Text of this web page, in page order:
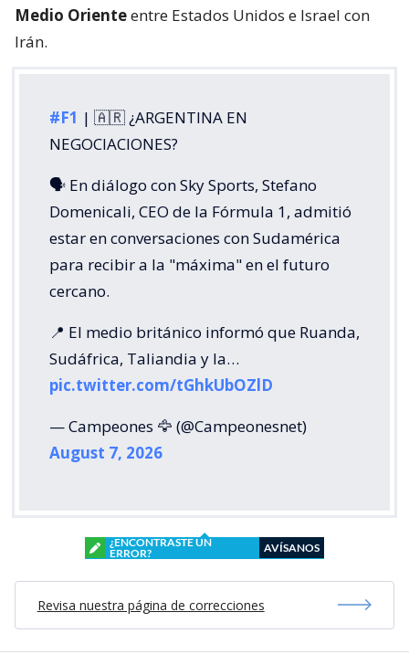
Medio Orienteentre Estados Unidos e Israel con
Irán.
#F1 | 🇦🇷 ¿ARGENTINA EN
NEGOCIACIONES?
🗣️ En diálogo con Sky Sports, Stefano
Domenicali, CEO de la Fórmula 1, admitió
estar en conversaciones con Sudamérica
para recibir a la "máxima" en el futuro
cercano.
📍 El medio británico informó que Ruanda,
Sudáfrica, Taliandia y la…
pic.twitter.com/tGhkUbOZlD
— Campeones 🦅 (@Campeonesnet)
August 7, 2026
¿ENCONTRASTE UN
ERROR?
AVÍSANOS
Revisa nuestra página de correcciones